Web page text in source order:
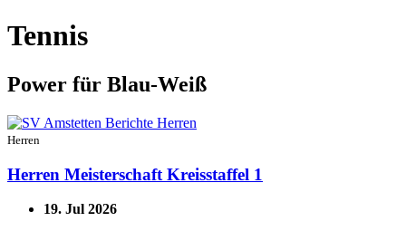
Tennis
Power für Blau-Weiß
Herren
Herren Meisterschaft Kreisstaffel 1
19. Jul 2026